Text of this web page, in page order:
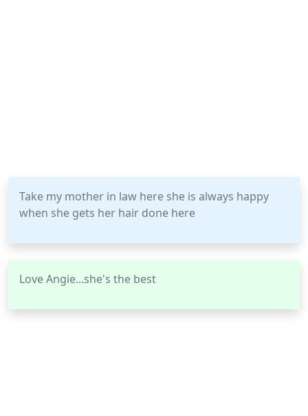
Take my mother in law here she is always happy
when she gets her hair done here
Love Angie...she's the best